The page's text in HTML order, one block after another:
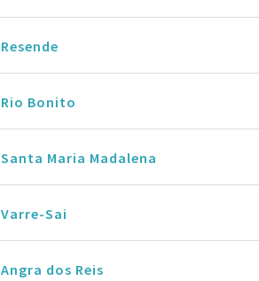
Resende
Rio Bonito
Santa Maria Madalena
Varre-Sai
Angra dos Reis